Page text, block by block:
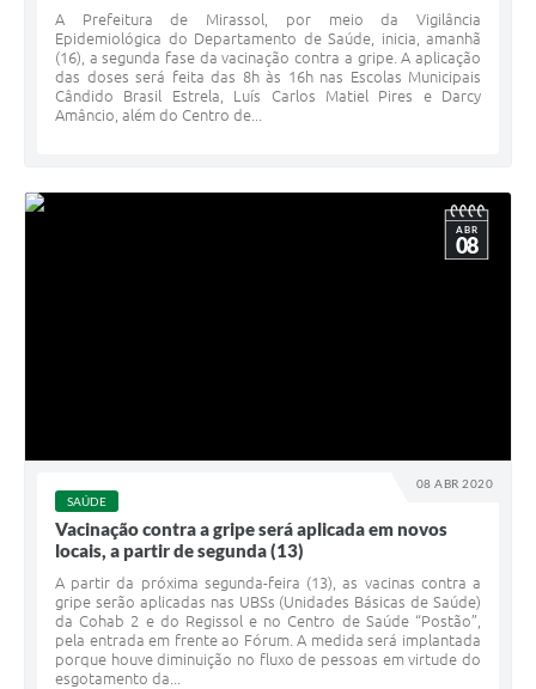
A Prefeitura de Mirassol, por meio da Vigilância
Epidemiológica do Departamento de Saúde, inicia, amanhã
(16), a segunda fase da vacinação contra a gripe. A aplicação
das doses será feita das 8h às 16h nas Escolas Municipais
Cândido Brasil Estrela, Luís Carlos Matiel Pires e Darcy
Amâncio, além do Centro de...
08 ABR 2020
ABR
08
SAÚDE
Vacinação contra a gripe será aplicada em novos
locais, a partir de segunda (13)
A partir da próxima segunda-feira (13), as vacinas contra a
gripe serão aplicadas nas UBSs (Unidades Básicas de Saúde)
da Cohab 2 e do Regissol e no Centro de Saúde “Postão”,
pela entrada em frente ao Fórum. A medida será implantada
porque houve diminuição no fluxo de pessoas em virtude do
esgotamento da...